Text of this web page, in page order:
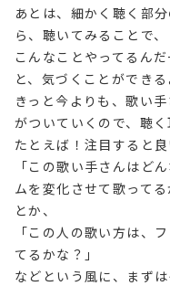
あとは、細かく聴く部
ら、聴いてみることで、
こんなことやってるんだ
と、気づくことができる
きっと今よりも、歌い
がついていくので、聴
たとえば！注目すると
「この歌い手さんはど
ムを変化させて歌ってる
とか、
「この人の歌い方は、
てるかな？」
などという風に、まず